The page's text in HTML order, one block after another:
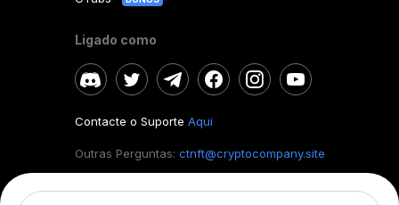
Ligado como
Contacte o Suporte Aqui
Outras Perguntas: ctnft@cryptocompany.site